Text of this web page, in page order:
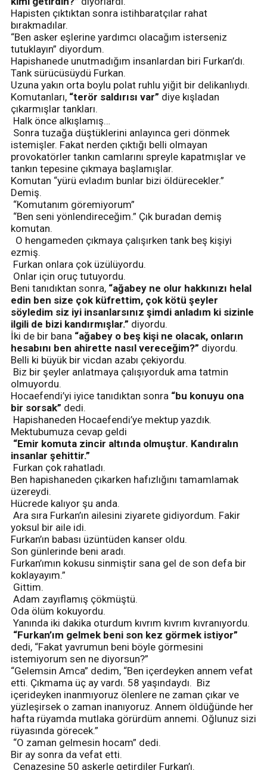
Hapisten çıktıktan sonra istihbaratçılar rahat
bırakmadılar.
“Ben asker eşlerine yardımcı olacağım isterseniz
tutuklayın” diyordum.
Hapishanede unutmadığım insanlardan biri Furkan’dı.
Tank sürücüsüydü Furkan.
Uzuna yakın orta boylu polat ruhlu yiğit bir delikanlıydı.
Komutanları, “terör saldırısı var” diye kışladan
çıkarmışlar tankları.
Halk önce alkışlamış…
Sonra tuzağa düştüklerini anlayınca geri dönmek
istemişler. Fakat nerden çıktığı belli olmayan
provokatörler tankın camlarını spreyle kapatmışlar ve
tankın tepesine çıkmaya başlamışlar.
Komutan “yürü evladım bunlar bizi öldürecekler.”
Demiş.
“Komutanım göremiyorum”
“Ben seni yönlendireceğim.” Çık buradan demiş
komutan.
O hengameden çıkmaya çalışırken tank beş kişiyi
ezmiş.
Furkan onlara çok üzülüyordu.
Onlar için oruç tutuyordu.
Beni tanıdıktan sonra, “ağabey ne olur hakkınızı helal
edin ben size çok küfrettim, çok kötü şeyler
söyledim siz iyi insanlarsınız şimdi anladım ki sizinle
ilgili de bizi kandırmışlar.” diyordu.
İki de bir bana “ağabey o beş kişi ne olacak, onların
hesabını ben ahirette nasıl vereceğim?” diyordu.
Belli ki büyük bir vicdan azabı çekiyordu.
Biz bir şeyler anlatmaya çalışıyorduk ama tatmin
olmuyordu.
Hocaefendi’yi iyice tanıdıktan sonra “bu konuyu ona
bir sorsak” dedi.
Hapishaneden Hocaefendi’ye mektup yazdık.
Mektubumuza cevap geldi
“Emir komuta zincir altında olmuştur. Kandıralın
insanlar şehittir.”
Furkan çok rahatladı.
Ben hapishaneden çıkarken hafızlığını tamamlamak
üzereydi.
Hücrede kalıyor şu anda.
Ara sıra Furkan’ın ailesini ziyarete gidiyordum. Fakir
yoksul bir aile idi.
Furkan’ın babası üzüntüden kanser oldu.
Son günlerinde beni aradı.
Furkan’ımın kokusu sinmiştir sana gel de son defa bir
koklayayım.”
Gittim.
Adam zayıflamış çökmüştü.
Oda ölüm kokuyordu.
Yanında iki dakika oturdum kıvrım kıvrım kıvranıyordu.
“Furkan’ım gelmek beni son kez görmek istiyor”
dedi, “Fakat yavrumun beni böyle görmesini
istemiyorum sen ne diyorsun?”
“Gelemsin Amca” dedim, “Ben içerdeyken annem vefat
etti. Çıkmama üç ay vardı. 58 yaşındaydı. Biz
içerideyken inanmıyoruz ölenlere ne zaman çıkar ve
yüzleşirsek o zaman inanıyoruz. Annem öldüğünde her
hafta rüyamda mutlaka görürdüm annemi. Oğlunuz sizi
rüyasında görecek.”
“O zaman gelmesin hocam” dedi.
Bir ay sonra da vefat etti.
Cenazesine 50 askerle getirdiler Furkan’ı.